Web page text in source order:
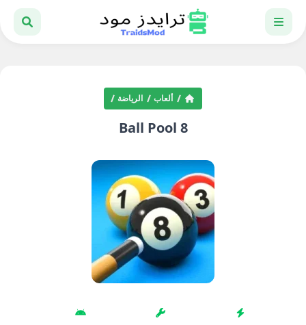
ألعاب الرياضة
8 Ball Pool